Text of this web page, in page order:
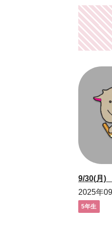
9/30(月)
2025年
5年生